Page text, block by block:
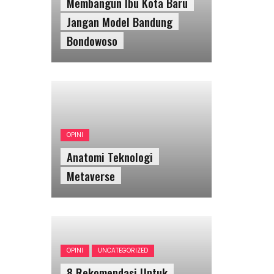
Jangan Model Bandung
Bondowoso
OPINI
Anatomi Teknologi
Metaverse
OPINI UNCATEGORIZED